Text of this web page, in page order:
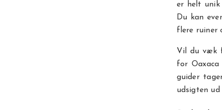
er helt unik
Du kan
flere ruiner
Vil du væk
for
guider
udsigten